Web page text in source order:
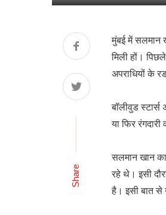
Share
मुंबई में सलमान
मिली हों।
अपराधियों के
बॉलीवुड
या फिर
सलमान खान का
रहे थे। इसी
है। इसी बात से